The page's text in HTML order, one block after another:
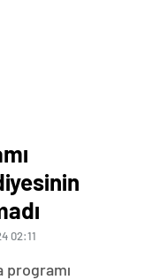
02:11
programı